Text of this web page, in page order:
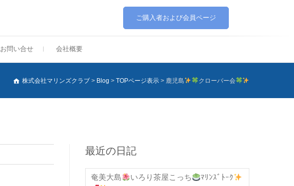
ご購入者および会員ページ
お問い合せ 会社概要
株式会社マリンズクラブ > Blog >TOPページ表示 > 鹿児島 クローバー会
最近の日記
奄美大島 いろり茶屋こっち ﾏﾘﾝｽﾞﾄｰｸ